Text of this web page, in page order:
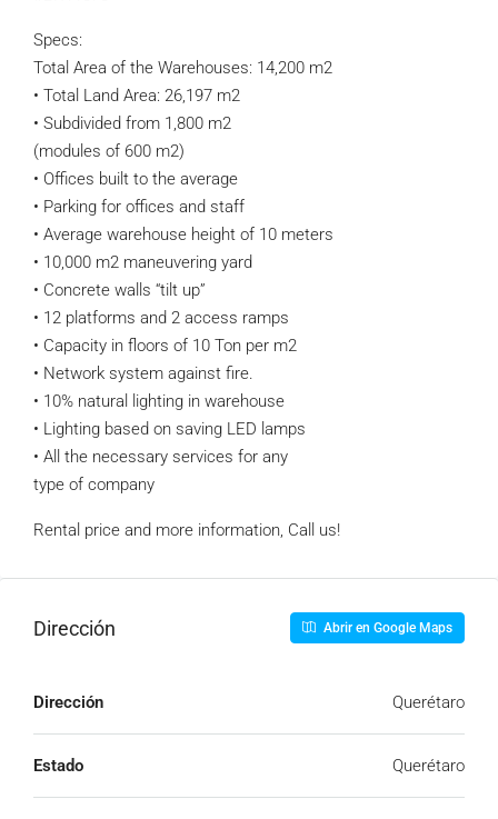
Specs:
Total Area of ​​the Warehouses: 14,200 m2
• Total Land Area: 26,197 m2
• Subdivided from 1,800 m2
(modules of 600 m2)
• Offices built to the average
• Parking for offices and staff
• Average warehouse height of 10 meters
• 10,000 m2 maneuvering yard
• Concrete walls “tilt up”
• 12 platforms and 2 access ramps
• Capacity in floors of 10 Ton per m2
• Network system against fire.
• 10% natural lighting in warehouse
• Lighting based on saving LED lamps
• All the necessary services for any
type of company
Rental price and more information, Call us!
Dirección Abrir en Google Maps
Dirección Querétaro
Estado Querétaro